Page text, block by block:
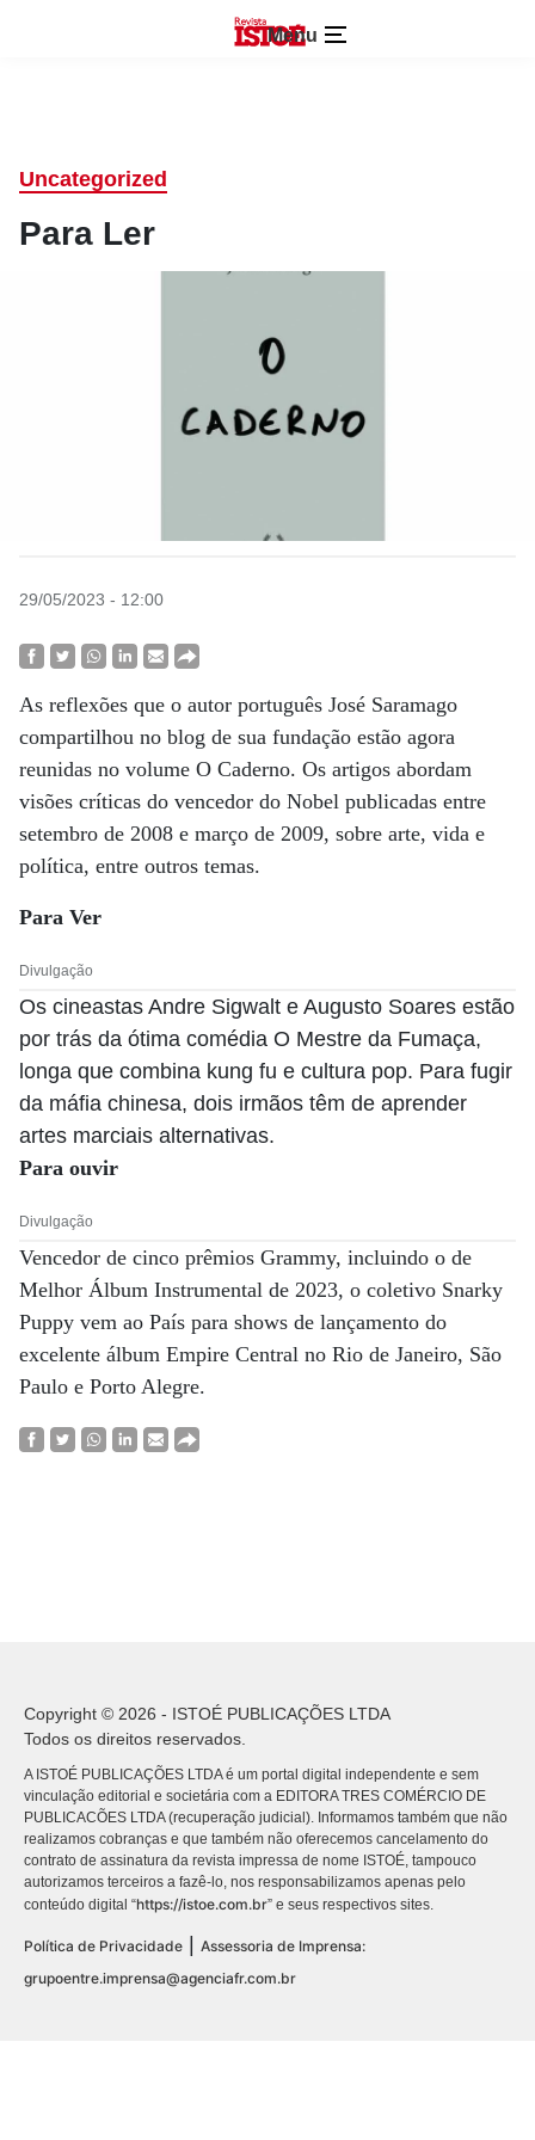
Menu
Uncategorized
Para Ler
29/05/2023 - 12:00
As reflexões que o autor português José Saramago
compartilhou no blog de sua fundação estão agora
reunidas no volume O Caderno. Os artigos abordam
visões críticas do vencedor do Nobel publicadas entre
setembro de 2008 e março de 2009, sobre arte, vida e
política, entre outros temas.
Para Ver
Divulgação
Os cineastas Andre Sigwalt e Augusto Soares estão
por trás da ótima comédia O Mestre da Fumaça,
longa que combina kung fu e cultura pop. Para fugir
da máfia chinesa, dois irmãos têm de aprender
artes marciais alternativas.
Para ouvir
Divulgação
Vencedor de cinco prêmios Grammy, incluindo o de
Melhor Álbum Instrumental de 2023, o coletivo Snarky
Puppy vem ao País para shows de lançamento do
excelente álbum Empire Central no Rio de Janeiro, São
Paulo e Porto Alegre.
Copyright © 2026 - ISTOÉ PUBLICAÇÕES LTDA
Todos os direitos reservados.
A ISTOÉ PUBLICAÇÕES LTDA é um portal digital independente e sem
vinculação editorial e societária com a EDITORA TRES COMÉRCIO DE
PUBLICACÕES LTDA (recuperação judicial). Informamos também que não
realizamos cobranças e que também não oferecemos cancelamento do
contrato de assinatura da revista impressa de nome ISTOÉ, tampouco
autorizamos terceiros a fazê-lo, nos responsabilizamos apenas pelo
conteúdo digital “https://istoe.com.br” e seus respectivos sites.
Política de Privacidade
Assessoria de Imprensa:
grupoentre.imprensa@agenciafr.com.br